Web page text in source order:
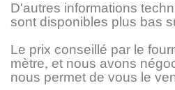
D'autres informations
sont disponibles plus bas
Le prix conseillé par le
mètre, et nous avons
nous permet de vous le